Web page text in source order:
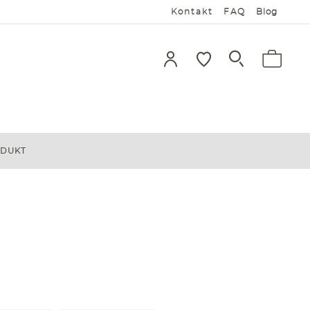
Kontakt FAQ Blog